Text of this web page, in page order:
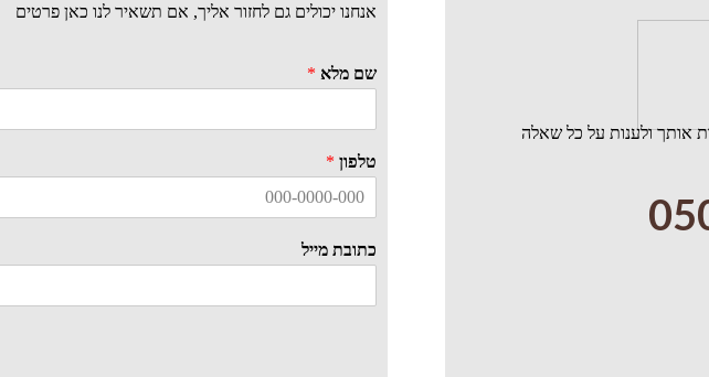
אותך ולענות על כל שאלה
אנחנו יכולים גם לחזור אליך, אם תשאיר לנו כאן פרטים
שם מלא *
טלפון *
כתובת מייל